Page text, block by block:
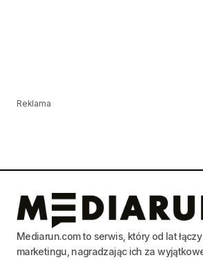
Reklama
Mediarun.com to serwis, który od lat
marketingu, nagradzając ich za